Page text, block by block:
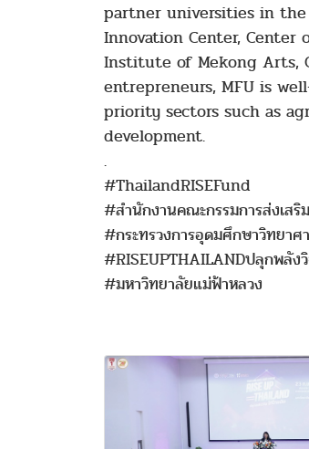
partner universities in
Innovation Center,
Institute of Mekong Arts,
entrepreneurs, MFU is
priority sectors such as
development.
.
#ThailandRISEFund
#สำนักงานคณะกรรมการส่งเสริ
#กระทรวงการอุดมศึกษาวิทยาศ
#RISEUPTHAILANDปลุกพลัง
#มหาวิทยาลัยแม่ฟ้าหลวง